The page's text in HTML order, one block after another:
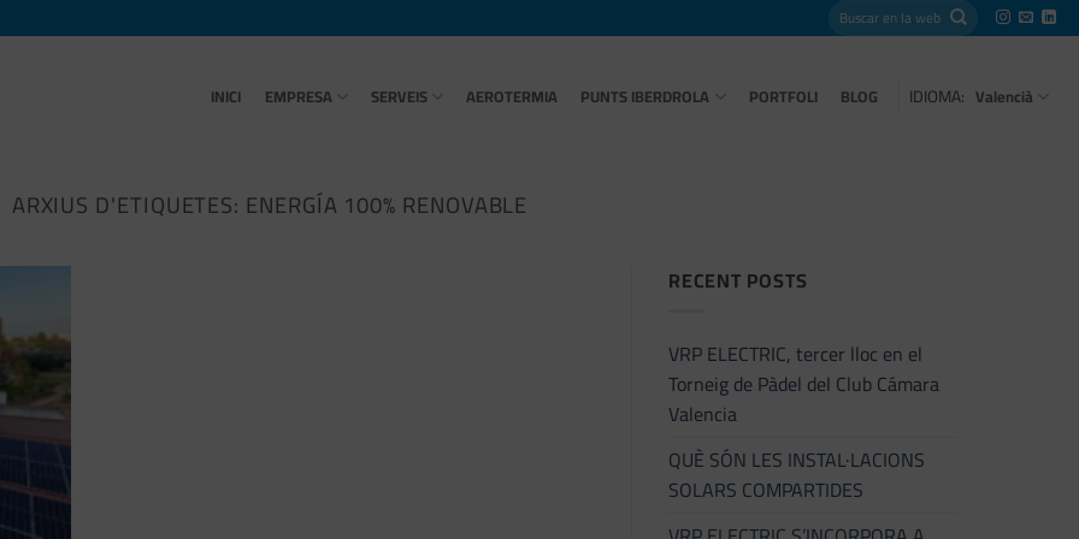
INICI EMPRESA SERVEIS AEROTERMIA PUNTS IBERDROLA PORTFOLI BLOG IDIOMA: Valencià
ARXIUS D'ETIQUETES: ENERGÍA 100% RENOVABLE
RECENT POSTS
VRP ELECTRIC, tercer lloc en el
Torneig de Pàdel del Club Cámara
Valencia
QUÈ SÓN LES INSTAL·LACIONS
SOLARS COMPARTIDES